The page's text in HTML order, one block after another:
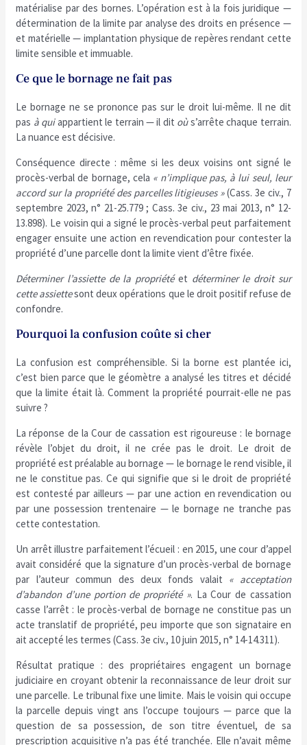
matérialise par des bornes. L’opération est à la fois juridique —
détermination de la limite par analyse des droits en présence —
et matérielle — implantation physique de repères rendant cette
limite sensible et immuable.
Ce que le bornage ne fait pas
Le bornage ne se prononce pas sur le droit lui-même. Il ne dit
pas à quiappartient le terrain — il dit oùs’arrête chaque terrain.
La nuance est décisive.
Conséquence directe : même si les deux voisins ont signé le
procès-verbal de bornage, cela « n’implique pas, à lui seul, leur
accord sur la propriété des parcelles litigieuses »(Cass. 3e civ., 7
septembre 2023, n° 21-25.779 ; Cass. 3e civ., 23 mai 2013, n° 12-
13.898). Le voisin qui a signé le procès-verbal peut parfaitement
engager ensuite une action en revendication pour contester la
propriété d’une parcelle dont la limite vient d’être fixée.
Déterminer l’assiette de la propriétéet déterminer le droit sur
cette assiettesont deux opérations que le droit positif refuse de
confondre.
Pourquoi la confusion coûte si cher
La confusion est compréhensible. Si la borne est plantée ici,
c’est bien parce que le géomètre a analysé les titres et décidé
que la limite était là. Comment la propriété pourrait-elle ne pas
suivre ?
La réponse de la Cour de cassation est rigoureuse : le bornage
révèle l’objet du droit, il ne crée pas le droit. Le droit de
propriété est préalable au bornage — le bornage le rend visible, il
ne le constitue pas. Ce qui signifie que si le droit de propriété
est contesté par ailleurs — par une action en revendication ou
par une possession trentenaire — le bornage ne tranche pas
cette contestation.
Un arrêt illustre parfaitement l’écueil : en 2015, une cour d’appel
avait considéré que la signature d’un procès-verbal de bornage
par l’auteur commun des deux fonds valait « acceptation
d’abandon d’une portion de propriété ». La Cour de cassation
casse l’arrêt : le procès-verbal de bornage ne constitue pas un
acte translatif de propriété, peu importe que son signataire en
ait accepté les termes (Cass. 3e civ., 10 juin 2015, n° 14-14.311).
Résultat pratique : des propriétaires engagent un bornage
judiciaire en croyant obtenir la reconnaissance de leur droit sur
une parcelle. Le tribunal fixe une limite. Mais le voisin qui occupe
la parcelle depuis vingt ans l’occupe toujours — parce que la
question de sa possession, de son titre éventuel, de sa
prescription acquisitive n’a pas été tranchée. Elle n’avait même